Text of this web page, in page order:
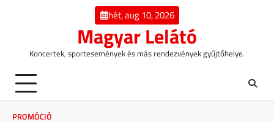
hét, aug 10, 2026
Magyar Lelátó
Koncertek, sportesemények és más rendezvények gyűjtőhelye.
PROMÓCIÓ